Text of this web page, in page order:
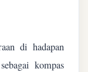
di hadapan
kompas